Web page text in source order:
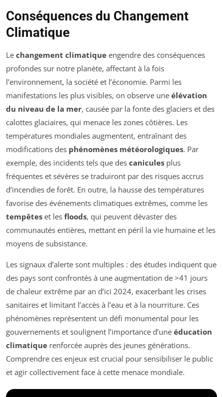
Conséquences du Changement
Climatique
Le changement climatique engendre des conséquences
profondes sur notre planète, affectant à la fois
l’environnement, la société et l’économie. Parmi les
manifestations les plus visibles, on observe une élévation
du niveau de la mer, causée par la fonte des glaciers et des
calottes glaciaires, qui menace les zones côtières. Les
températures mondiales augmentent, entraînant des
modifications des phénomènes météorologiques. Par
exemple, des incidents tels que des canicules plus
fréquentes et sévères se traduiront par des risques accrus
d’incendies de forêt. En outre, la hausse des températures
favorise des événements climatiques extrêmes, comme les
tempêtes et les floods, qui peuvent dévaster des
communautés entières, mettant en péril la vie humaine et les
moyens de subsistance.
Les signaux d’alerte sont multiples : des études indiquent que
des pays sont confrontés à une augmentation de >41 jours
de chaleur extrême par an d’ici 2024, exacerbant les crises
sanitaires et limitant l’accès à l’eau et à la nourriture. Ces
phénomènes représentent un défi monumental pour les
gouvernements et soulignent l’importance d’une éducation
climatique renforcée auprès des jeunes générations.
Comprendre ces enjeux est crucial pour sensibiliser le public
et agir collectivement face à cette menace mondiale.